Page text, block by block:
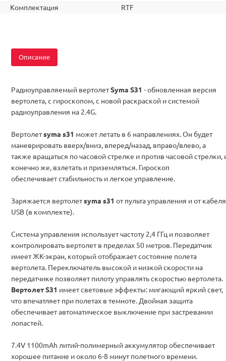
Комплектация
RTF
Описание
Радиоуправляемый вертолетSyma S31 - обновленная версия
вертолета, с гироскопом, с новой раскраской и системой
радиоуправления на 2.4G.
Вертолетsyma s31 может летать в 6 направлениях. Он будет
маневрировать вверх/вниз, вперед/назад, вправо/влево, а
также вращаться по часовой стрелке и против часовой стрелки,
конечно же, взлетать и приземляться. Гироскоп
обеспечивает стабильность и легкое управление.
Заряжается вертолетsyma s31 от пульта управления и от кабеля
USB (в комплекте).
Система управления использует частоту 2,4 ГГц и позволяет
контролировать вертолет в пределах 50 метров. Передатчик
имеет ЖК-экран, который отображает состояние полета
вертолета. Переключатель высокой и низкой скорости на
передатчике позволяет пилоту управлять скоростью вертолета.
Вертолет S31 имеет световые эффекты: мигающий яркий свет,
что впечатляет при полетах в темноте. Двойная защита
обеспечивает автоматическое выключение при застревании
лопастей.
7.4V 1100mAh литий-полимерный аккумулятор обеспечивает
хорошее питание и около 6-8 минут полетного времени.